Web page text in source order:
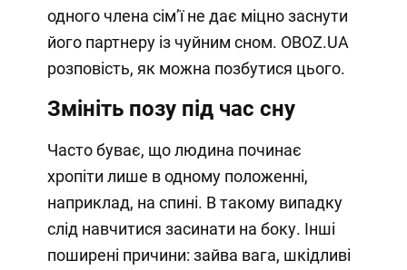
одного члена сімʼї не дає міцно заснути
його партнеру із чуйним сном. OBOZ.UA
розповість, як можна позбутися цього.
Змініть позу під час сну
Часто буває, що людина починає
хропіти лише в одному положенні,
наприклад, на спині. В такому випадку
слід навчитися засинати на боку. Інші
поширені причини: зайва вага, шкідливі